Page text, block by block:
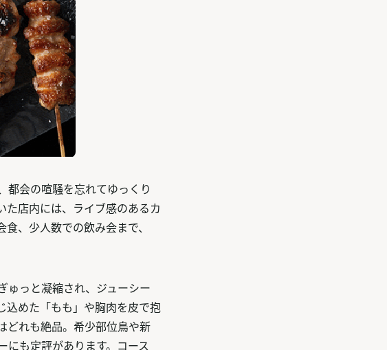
都会の喧騒を忘れてゆっくり
た店内には、ライブ感のあるカ
、少人数での飲み会まで、
ゅっと凝縮され、ジューシー
込めた「もも」や胸肉を皮で抱
どれも絶品。希少部位鳥や新
にも定評があります。コース